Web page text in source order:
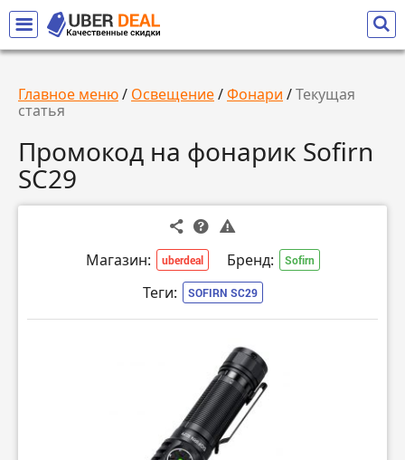
Главное меню/ Освещение/Фонари /Текущая
статья
Промокод на фонарик Sofirn
SC29
Магазин: uberdeal Бренд: Sofirn
Теги: SOFIRN SC29